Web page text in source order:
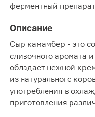
ферментный
Описание
Сыр камамбер - это
сливочного аромата
обладает нежной
из натурального
употребления в
приготовления